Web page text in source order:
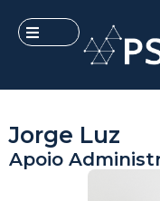
Jorge Luz
Apoio